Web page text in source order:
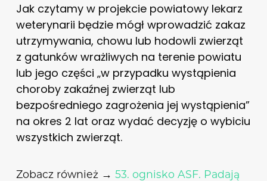
Jak czytamy w projekcie powiatowy lekarz
weterynarii będzie mógł wprowadzić zakaz
utrzymywania, chowu lub hodowli zwierząt
z gatunków wrażliwych na terenie powiatu
lub jego części „w przypadku wystąpienia
choroby zakaźnej zwierząt lub
bezpośredniego zagrożenia jej wystąpienia”
na okres 2 lat oraz wydać decyzję o wybiciu
wszystkich zwierząt.
Zobacz również → 53. ognisko ASF. Padają